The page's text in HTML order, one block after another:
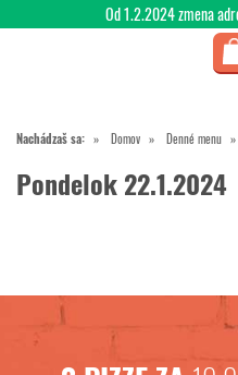
Nachádzaš sa: Domov Denné menu
Pondelok 22.1.2024
Od 1.2.2024 zmena